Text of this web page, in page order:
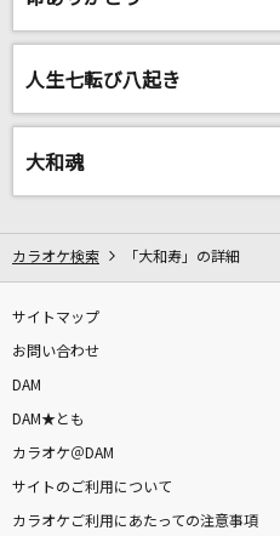
[生音]朝が来る前に
秦 基博
三山ひろし
わたしの恋はホッチキス
放課後ティータイム
カナタハルカ
RADWIMPS
Last Man Standing [ラス
ィング]
Bon Jovi
人生七転び八起き
大和魂
カラオケ検索 「大和寿」の詳細
サイトマップ
お問い合わせ
DAM
DAM★とも
カラオケ＠DAM
サイトのご利用について
カラオケご利用にあたっての注意事項